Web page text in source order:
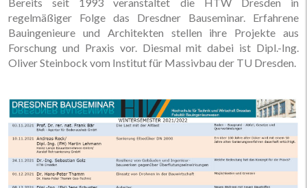
regelmäßiger Folge das Dresdner Bauseminar. Erfahrene
Bauingenieure und Architekten stellen ihre Projekte aus
Forschung und Praxis vor. Diesmal mit dabei ist Dipl.-Ing.
Oliver Steinbock vom Institut für Massivbau der TU Dresden.